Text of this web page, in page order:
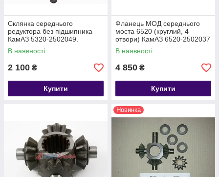
Склянка середнього
редуктора без підшипника
КамАЗ 5320-2502049.
В наявності
2 100 ₴
Купити
Фланець МОД середнього
моста 6520 (круглий, 4
отвори) КамАЗ 6520-2502037
В наявності
4 850 ₴
Купити
Новинка